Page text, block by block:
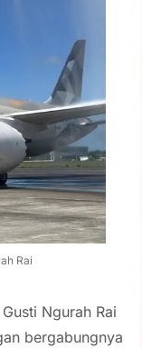
Rai
Ngurah Rai
bergabungnya